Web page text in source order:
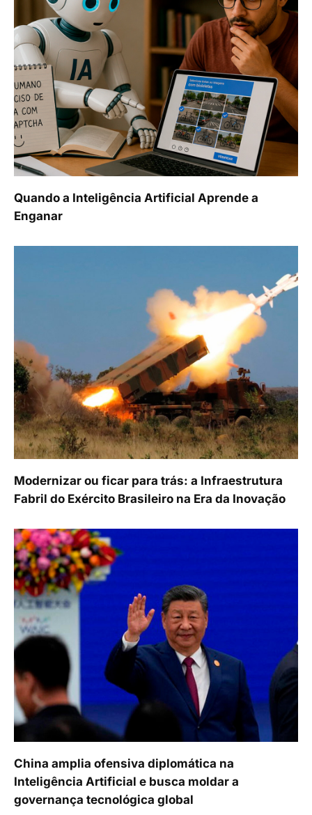
Quando a Inteligência Artificial Aprende a
Enganar
Modernizar ou ficar para trás: a Infraestrutura
Fabril do Exército Brasileiro na Era da Inovação
China amplia ofensiva diplomática na
Inteligência Artificial e busca moldar a
governança tecnológica global